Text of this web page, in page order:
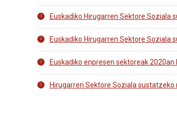
Euskadiko Hirugarren Sektore Soziala
Euskadiko Hirugarren Sektore Soziala
Euskadiko enpresen sektoreak
Hirugarren Sektore Soziala